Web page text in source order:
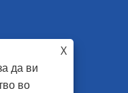
X
да ви
во